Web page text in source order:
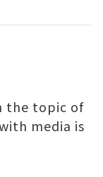
the topic of
media is